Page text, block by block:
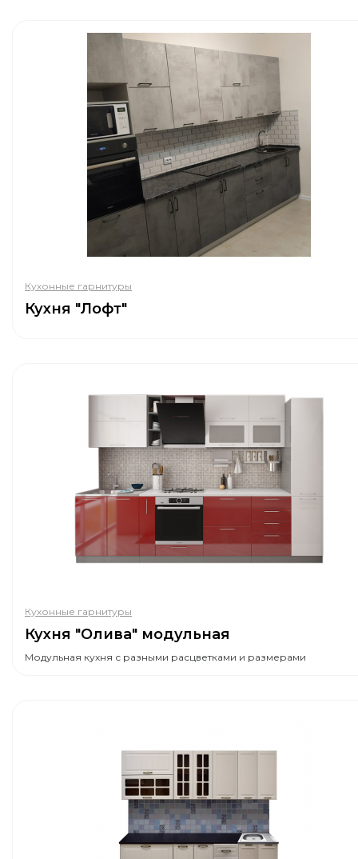
Кухонные гарнитуры
Кухня "Лофт"
Кухонные гарнитуры
Кухня "Олива" модульная
Модульная кухня с разными расцветками и размерами